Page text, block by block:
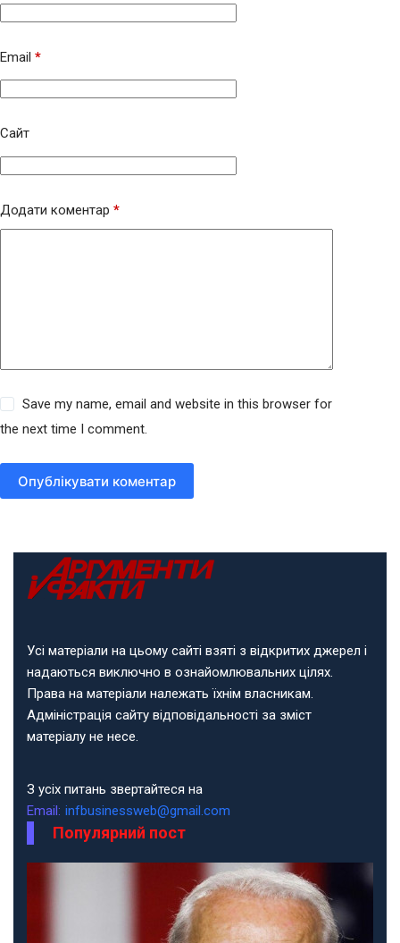
Email *
Сайт
Додати коментар *
Save my name, email and website in this browser for
the next time I comment.
Опублікувати коментар
Усі матеріали на цьому сайті взяті з відкритих джерел і
надаються виключно в ознайомлювальних цілях.
Права на матеріали належать їхнім власникам.
Адміністрація сайту відповідальності за зміст
матеріалу не несе.
З усіх питань звертайтеся на
Email: infbusinessweb@gmail.com
Популярний пост